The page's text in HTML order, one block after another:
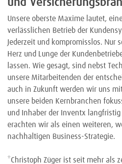
und
Unsere oberste Maxime lautet,
verlässlichen Betrieb der
Jederzeit und kompromisslos.
Herz und Lunge der
lassen. Wie gesagt, sind nebst
unsere Mitarbeitenden der
auch in Zukunft werden wir uns
unsere beiden Kernbranchen
und Inhaber der Inventx
erachten wir als einen weiteren,
nachhaltigen Business-Strategie.
*Christoph Züger ist seit mehr als